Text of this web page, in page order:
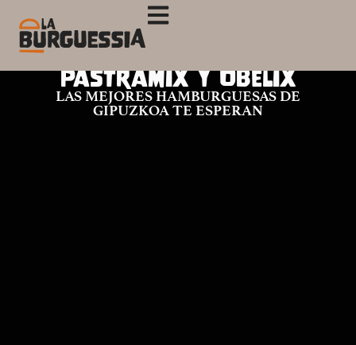
Pastramix y Obelix
LAS MEJORES HAMBURGUESAS DE
GIPUZKOA TE ESPERAN